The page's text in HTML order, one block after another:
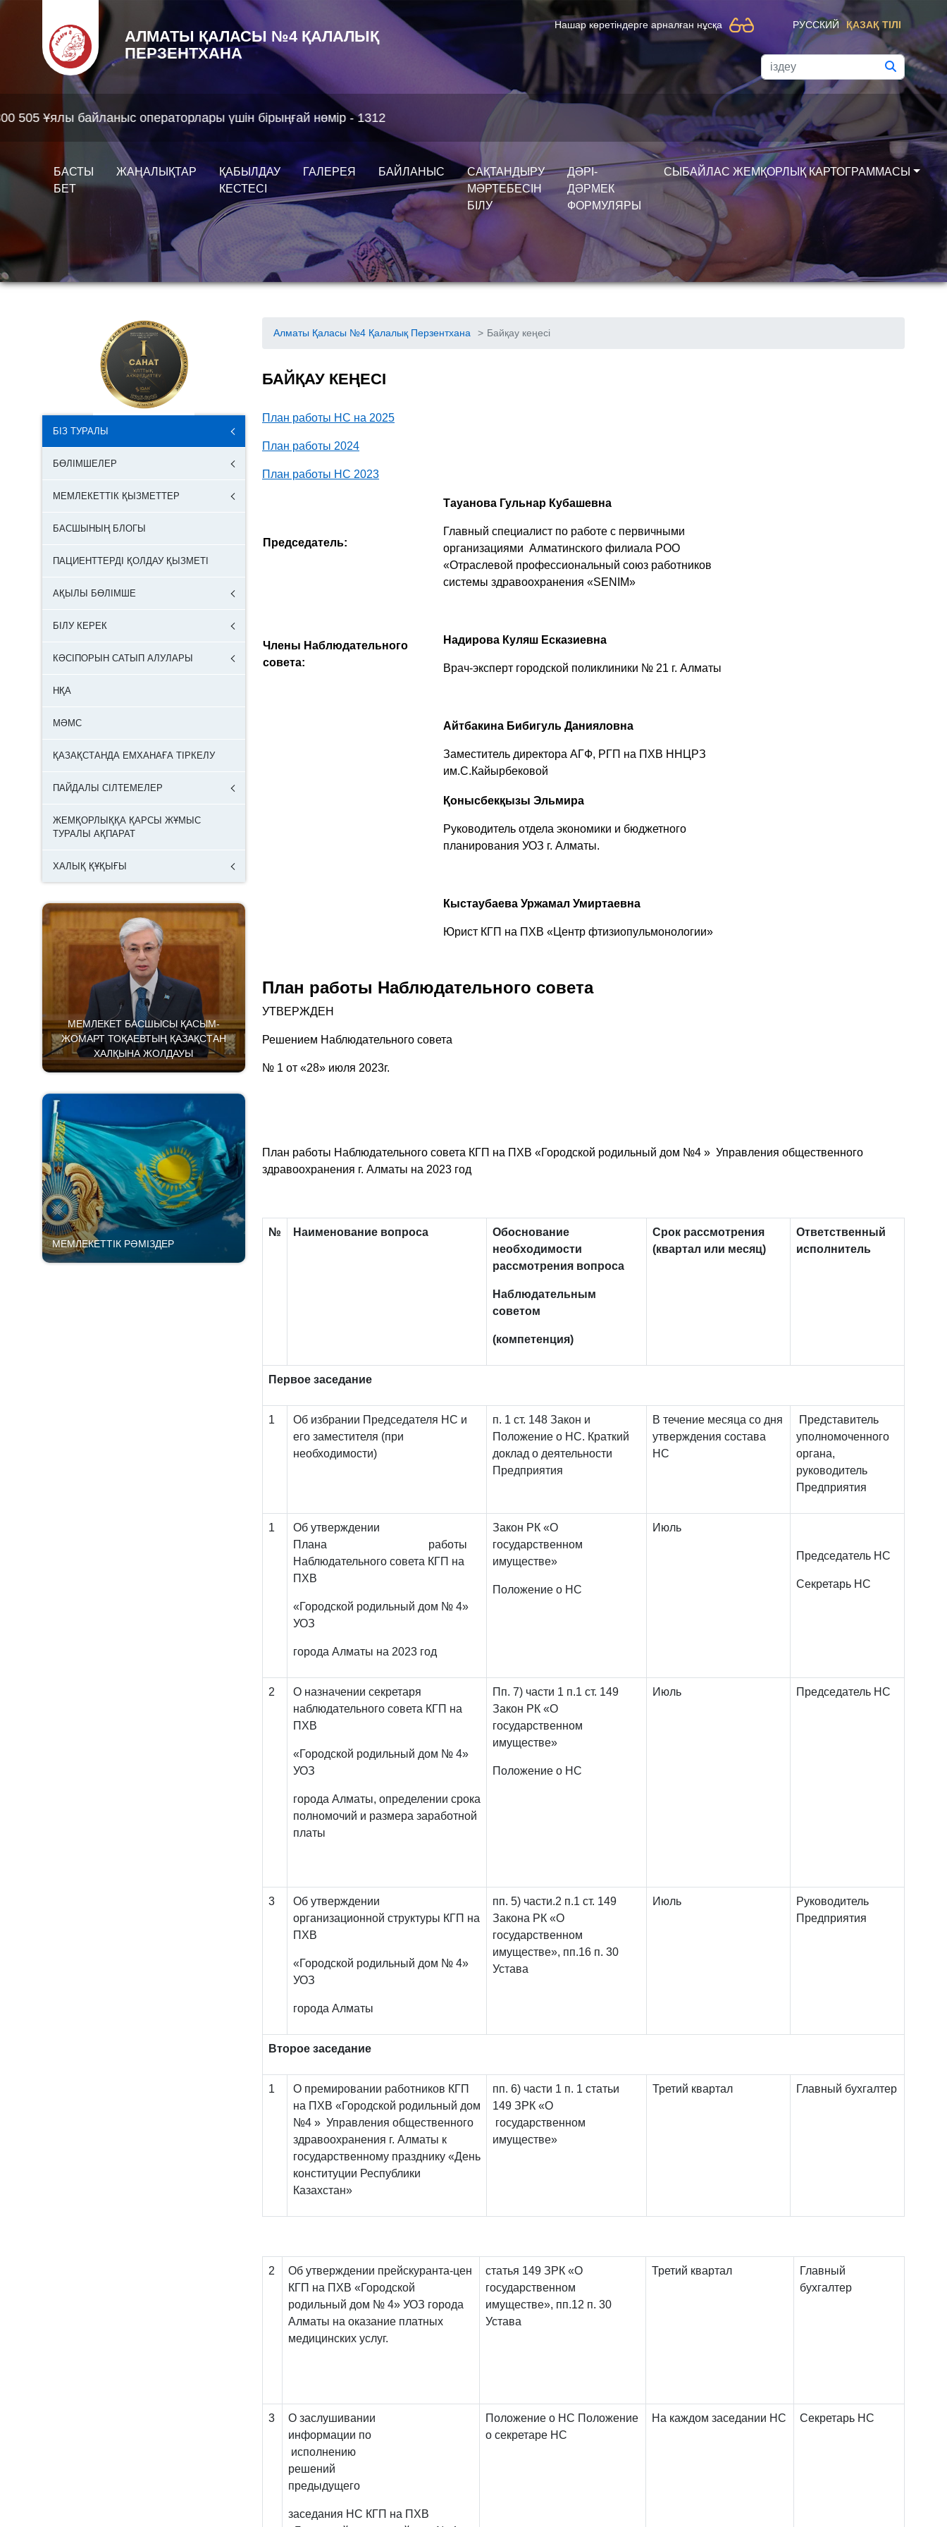
АЛМАТЫ ҚАЛАСЫ №4 ҚАЛАЛЫҚ
ПЕРЗЕНТХАНА
Нашар көретіндерге арналған нұсқа РУССКИЙ ҚАЗАҚ ТІЛІ
операторлары үшін бірыңғай нөмір - 1312
БАСТЫ
БЕТ
ЖАҢАЛЫҚТАР
ҚАБЫЛДАУ
КЕСТЕСІ
ГАЛЕРЕЯ БАЙЛАНЫС
САҚТАНДЫРУ
МӘРТЕБЕСІН
БІЛУ
ДӘРІ-
ДӘРМЕК
ФОРМУЛЯРЫ
СЫБАЙЛАС ЖЕМҚОРЛЫҚ КАРТОГРАММАСЫ
БІЗ ТУРАЛЫ
БӨЛІМШЕЛЕР
МЕМЛЕКЕТТІК ҚЫЗМЕТТЕР
БАСШЫНЫҢ БЛОГЫ
ПАЦИЕНТТЕРДІ ҚОЛДАУ ҚЫЗМЕТІ
АҚЫЛЫ БӨЛІМШЕ
БІЛУ КЕРЕК
КӘСІПОРЫН САТЫП АЛУЛАРЫ
НҚА
МӘМС
ҚАЗАҚСТАНДА ЕМХАНАҒА ТІРКЕЛУ
ПАЙДАЛЫ СІЛТЕМЕЛЕР
ЖЕМҚОРЛЫҚҚА ҚАРСЫ ЖҰМЫС
ТУРАЛЫ АҚПАРАТ
ХАЛЫҚ ҚҰҚЫҒЫ
МЕМЛЕКЕТ БАСШЫСЫ ҚАСЫМ-
ЖОМАРТ ТОҚАЕВТЫҢ ҚАЗАҚСТАН
ХАЛҚЫНА ЖОЛДАУЫ
МЕМЛЕКЕТТІК РӘМІЗДЕР
Алматы Қаласы №4 Қалалық Перзентхана > Байқау кеңесі
БАЙҚАУ КЕҢЕСІ
План работы НС на 2025
План работы 2024
План работы НС 2023
Председатель:
Тауанова Гульнар Кубашевна
Главный специалист по работе с первичными
организациями Алматинского филиала РОО
«Отраслевой профессиональный союз работников
системы здравоохранения «SENIM»
Члены Наблюдательного
совета:
Надирова Куляш Есказиевна
Врач-эксперт городской поликлиники № 21 г. Алматы
Айтбакина Бибигуль Данияловна
Заместитель директора АГФ, РГП на ПХВ ННЦРЗ
им.С.Кайырбековой
Қонысбекқызы Эльмира
Руководитель отдела экономики и бюджетного
планирования УОЗ г. Алматы.
Кыстаубаева Уржамал Умиртаевна
Юрист КГП на ПХВ «Центр фтизиопульмонологии»
План работы Наблюдательного совета
УТВЕРЖДЕН
Решением Наблюдательного совета
№ 1 от «28» июля 2023г.
План работы Наблюдательного совета КГП на ПХВ «Городской родильный дом №4 » Управления общественного
здравоохранения г. Алматы на 2023 год
№ Наименование вопроса
Обоснование
необходимости
рассмотрения вопроса
Наблюдательным
советом
(компетенция)
Срок рассмотрения
(квартал или месяц)
Ответственный
исполнитель
Первое заседание
1
Об избрании Председателя НС и
его заместителя (при
необходимости)
п. 1 ст. 148 Закон и
Положение о НС. Краткий
доклад о деятельности
Предприятия
В течение месяца со дня
утверждения состава
НС
Представитель
уполномоченного
органа,
руководитель
Предприятия
1
Об утверждении
Плана работы
Наблюдательного совета КГП на
ПХВ
«Городской родильный дом № 4»
УОЗ
города Алматы на 2023 год
Закон РК «О
государственном
имуществе»
Положение о НС
Июль
Председатель НС
Секретарь НС
2
О назначении секретаря
наблюдательного совета КГП на
ПХВ
«Городской родильный дом № 4»
УОЗ
города Алматы, определении срока
полномочий и размера заработной
платы
Пп. 7) части 1 п.1 ст. 149
Закон РК «О
государственном
имуществе»
Положение о НС
Июль Председатель НС
3
Об утверждении
организационной структуры КГП на
ПХВ
«Городской родильный дом № 4»
УОЗ
города Алматы
пп. 5) части.2 п.1 ст. 149
Закона РК «О
государственном
имуществе», пп.16 п. 30
Устава
Июль
Руководитель
Предприятия
Второе заседание
1
О премировании работников КГП
на ПХВ «Городской родильный дом
№4 » Управления общественного
здравоохранения г. Алматы к
государственному празднику «День
конституции Республики
Казахстан»
пп. 6) части 1 п. 1 статьи
149 ЗРК «О
государственном
имуществе»
Третий квартал Главный бухгалтер
2
Об утверждении прейскуранта-цен
КГП на ПХВ «Городской
родильный дом № 4» УОЗ города
Алматы на оказание платных
медицинских услуг.
статья 149 ЗРК «О
государственном
имуществе», пп.12 п. 30
Устава
Третий квартал
Главный
бухгалтер
3
О заслушивании
информации по
исполнению
решений
предыдущего
заседания НС КГП на ПХВ
Положение о НС Положение
о секретаре НС
На каждом заседании НС Секретарь НС